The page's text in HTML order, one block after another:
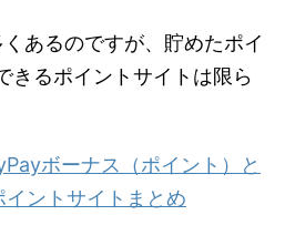
あるのですが、貯めたポイ
きるポイントサイトは限ら
ボーナス（ポイント）と
ントサイトまとめ